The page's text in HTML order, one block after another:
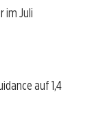
im Juli
auf 1,4